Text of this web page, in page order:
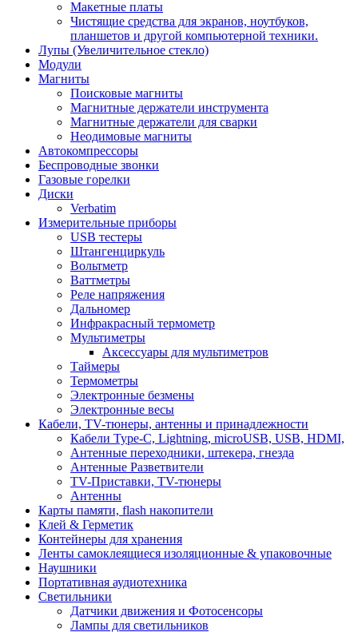
Макетные платы
Чистящие средства для экранов, ноутбуков,
планшетов и другой компьютерной техники.
Лупы (Увеличительное стекло)
Модули
Магниты
Поисковые магниты
Магнитные держатели инструмента
Магнитные держатели для сварки
Неодимовые магниты
Автокомпрессоры
Беспроводные звонки
Газовые горелки
Диски
Verbatim
Измерительные приборы
USB тестеры
Штангенциркуль
Вольтметр
Ваттметры
Реле напряжения
Дальномер
Инфракрасный термометр
Мультиметры
Аксессуары для мультиметров
Таймеры
Термометры
Электронные безмены
Электронные весы
Кабели, TV-тюнеры, антенны и принадлежности
Кабели Type-C, Lightning, microUSB, USB, HDMI,
Антенные переходники, штекера, гнезда
Антенные Разветвители
TV-Приставки, TV-тюнеры
Антенны
Карты памяти, flash накопители
Клей & Герметик
Контейнеры для хранения
Ленты самоклеящиеся изоляционные & упаковочные
Наушники
Портативная аудиотехника
Светильники
Датчики движения и Фотосенсоры
Лампы для светильников